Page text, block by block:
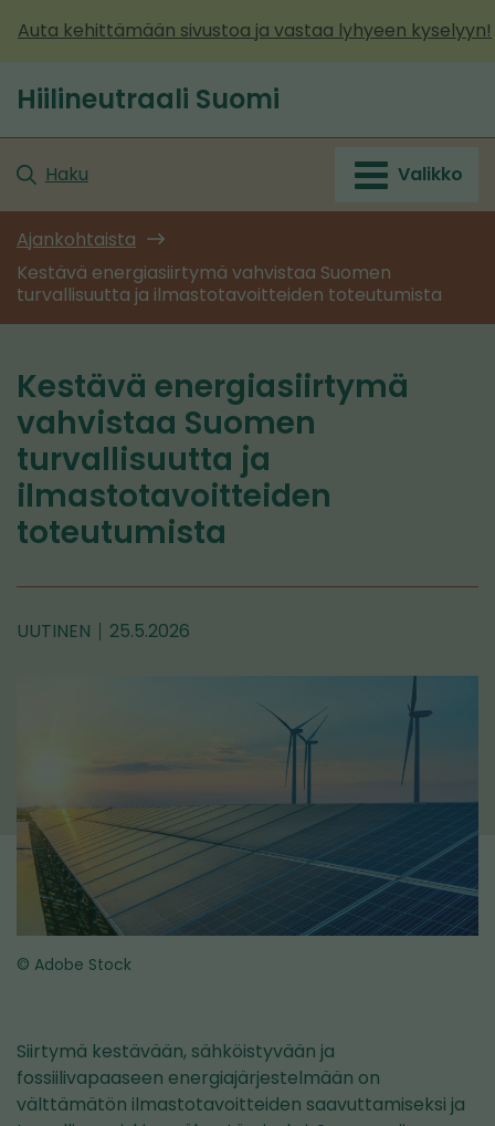
sisältöön
Auta kehittämään sivustoa ja vastaa lyhyeen kyselyyn!
Etusivu
Hiilineutraali Suomi
Haku Valikko
Ajankohtaista
Kestävä energiasiirtymä vahvistaa Suomen
turvallisuutta ja ilmastotavoitteiden toteutumista
Kestävä energiasiirtymä
vahvistaa Suomen
turvallisuutta ja
ilmastotavoitteiden
toteutumista
UUTINEN 25.5.2026
© Adobe Stock
Siirtymä kestävään, sähköistyvään ja
fossiilivapaaseen energiajärjestelmään on
välttämätön ilmastotavoitteiden saavuttamiseksi ja